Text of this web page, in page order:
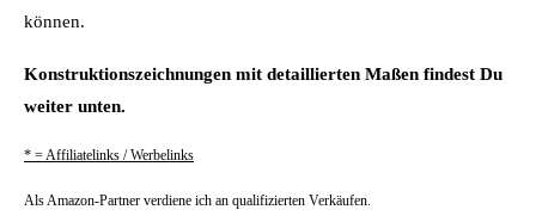
können.
Konstruktionszeichnungen mit detaillierten Maßen findest Du
weiter unten.
* = Affiliatelinks / Werbelinks
Als Amazon-Partner verdiene ich an qualifizierten Verkäufen.